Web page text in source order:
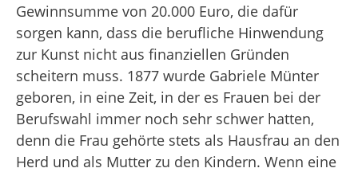
Gewinnsumme von 20.000 Euro, die dafür
sorgen kann, dass die berufliche Hinwendung
zur Kunst nicht aus finanziellen Gründen
scheitern muss. 1877 wurde Gabriele Münter
geboren, in eine Zeit, in der es Frauen bei der
Berufswahl immer noch sehr schwer hatten,
denn die Frau gehörte stets als Hausfrau an den
Herd und als Mutter zu den Kindern. Wenn eine